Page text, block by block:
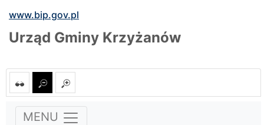
www.bip.gov.pl
Urząd Gminy Krzyżanów
MENU